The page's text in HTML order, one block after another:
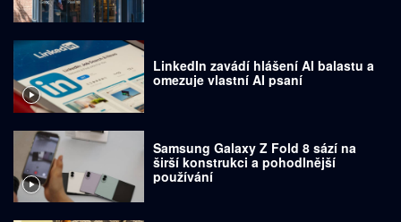
LinkedIn zavádí hlášení AI balastu a
omezuje vlastní AI psaní
Samsung Galaxy Z Fold 8 sází na
širší konstrukci a pohodlnější
používání